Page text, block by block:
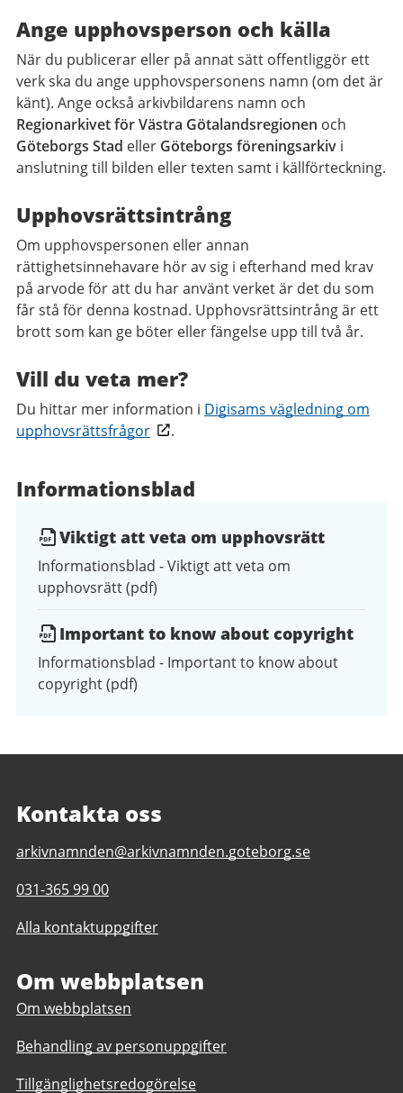
Ange upphovsperson och källa
När du publicerar eller på annat sätt offentliggör ett
verk ska du ange upphovspersonens namn (om det är
känt). Ange också arkivbildarens namn och
Regionarkivet för Västra Götalandsregionen och
Göteborgs Stad eller Göteborgs föreningsarkiv i
anslutning till bilden eller texten samt i källförteckning.
Upphovsrättsintrång
Om upphovspersonen eller annan
rättighetsinnehavare hör av sig i efterhand med krav
på arvode för att du har använt verket är det du som
får stå för denna kostnad. Upphovsrättsintrång är ett
brott som kan ge böter eller fängelse upp till två år.
Vill du veta mer?
Du hittar mer information i Digisams vägledning om
upphovsrättsfrågor
.
Informationsblad
Viktigt att veta om upphovsrätt
Informationsblad - Viktigt att veta om
upphovsrätt (pdf)
Important to know about copyright
Informationsblad - Important to know about
copyright (pdf)
Kontakta oss
E-
till
Regionarkivet
arkivnamnden@arkivnamnden.goteborg.se
Telefonnummer
Regionarkivet
031-365 99 00
Alla kontaktuppgifter
Om webbplatsen
Om webbplatsen
Behandling av personuppgifter
Tillgänglighetsredogörelse